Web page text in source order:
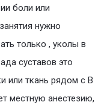
боли или
нужно
только , уколы в
суставов это
или ткань рядом с В
местную анестезию,